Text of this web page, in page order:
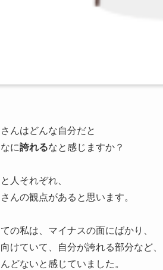
んはどんな自分だと
に誇れるなと感じますか？
人それぞれ、
んの観点があると思います。
の私は、マイナスの面にばかり、
けていて、自分が誇れる部分など、
どないと感じていました。